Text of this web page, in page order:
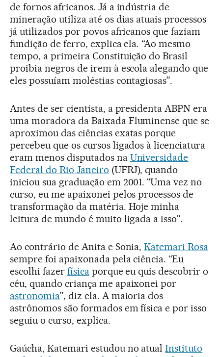
de fornos africanos. Já a indústria de
mineração utiliza até os dias atuais processos
já utilizados por povos africanos que faziam
fundição de ferro, explica ela. “Ao mesmo
tempo, a primeira Constituição do Brasil
proibia negros de irem à escola alegando que
eles possuíam moléstias contagiosas”.
Antes de ser cientista, a presidenta ABPN era
uma moradora da Baixada Fluminense que se
aproximou das ciências exatas porque
percebeu que os cursos ligados à licenciatura
eram menos disputados na Universidade
Federal do Rio Janeiro (UFRJ), quando
iniciou sua graduação em 2001. "Uma vez no
curso, eu me apaixonei pelos processos de
transformação da matéria. Hoje minha
leitura de mundo é muito ligada a isso".
Ao contrário de Anita e Sonia,Katemari Rosa
sempre foi apaixonada pela ciência. “Eu
escolhi fazer físicaporque eu quis descobrir o
céu, quando criança me apaixonei por
astronomia”, diz ela. A maioria dos
astrônomos são formados em física e por isso
seguiu o curso, explica.
Gaúcha, Katemari estudou no atualInstituto